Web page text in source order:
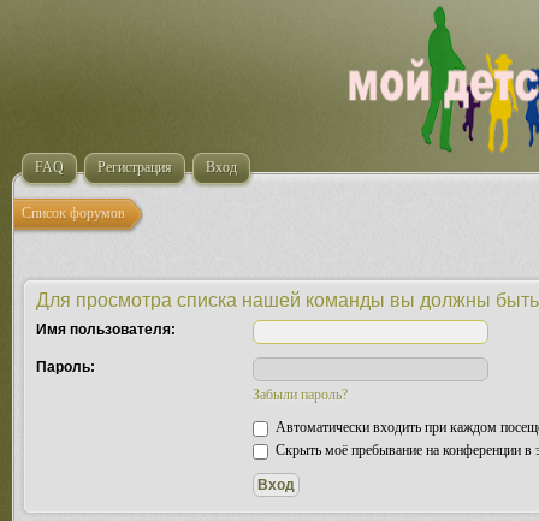
FAQ Регистрация Вход
Список форумов
Для просмотра списка нашей команды вы должны
Имя пользователя:
Пароль:
Забыли пароль?
Автоматически входить при каждом
Скрыть моё пребывание на конференции в